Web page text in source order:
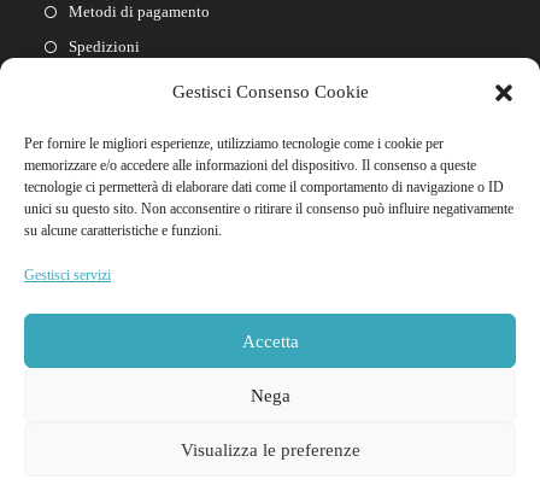
Gestisci Consenso Cookie
Per fornire le migliori esperienze, utilizziamo tecnologie come i cookie per
memorizzare e/o accedere alle informazioni del dispositivo. Il consenso a queste
tecnologie ci permetterà di elaborare dati come il comportamento di navigazione o ID
unici su questo sito. Non acconsentire o ritirare il consenso può influire negativamente
su alcune caratteristiche e funzioni.
Gestisci servizi
Accetta
Nega
Visualizza le preferenze
Metodi di pagamento
Spedizioni
Cookie policy
Link Rapidi